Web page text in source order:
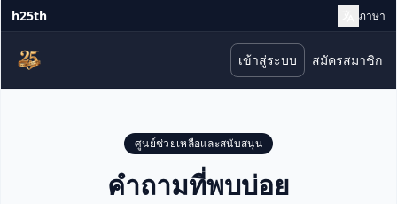
h25th ภาษา
เข้าสู่ระบบ สมัครสมาชิก
ศูนย์ช่วยเหลือและสนับสนุน
คำถามที่พบบ่อย